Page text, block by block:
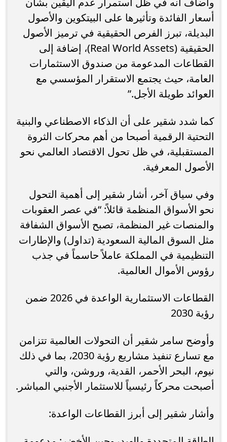
أسعار الفائدة وتأثيرها على البيتكوين والأصول
البديلة، تبرز الفرص الحقيقية في ترميز الأصول
الحقيقية (Real World Assets)، إضافة إلى
القطاعات المدعومة من صندوق الاستثمارات
العامة، حيث يجتمع الاستقرار المؤسسي مع
العوائد طويلة الأجل.”
كما شدد شقير على أن الذكاء الاصطناعي والبنية
التحتية الرقمية أصبحا من أهم محركات الثروة
المستقبلية، في ظل تحول الاقتصاد العالمي نحو
الأصول المعرفية.
وفي سياق آخر، أشار شقير إلى أهمية التحول
نحو الأسواق المنظمة قائلاً: “في عصر العقوبات
والمنصات غير المنظمة، تصبح الأسواق الشفافة
مثل السوق المالية السعودية (تداول) والإطارات
التنظيمية في المملكة عاملاً حاسماً في جذب
رؤوس الأموال العالمية.
القطاعات الاستثمارية الواعدة في 2026 ضمن
رؤية 2030
وأوضح سامر شقير أن التحولات العالمية تتزامن
مع تسارع تنفيذ مشاريع رؤية 2030، بما في ذلك
نيوم، البحر الأحمر، القدية، وروشن، والتي
أصبحت محركاً رئيسياً للاستثمار الأجنبي المباشر.
وأشار شقير إلى أبرز القطاعات الواعدة: